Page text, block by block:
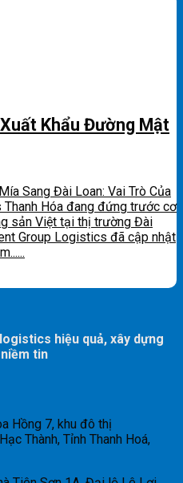
Khẩu Đường Mật
Sang Đài Loan: Vai Trò Của
Hóa đang đứng trước cơ
sản Việt tại thị trường Đài
Group Logistics đã cập nhật
hiệu quả, xây dựng
tin
Hồng 7, khu đô thị
Thành, Tỉnh Thanh Hoá,